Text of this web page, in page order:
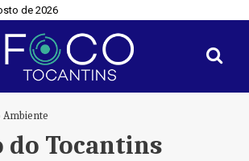
de 2026
do Tocantins